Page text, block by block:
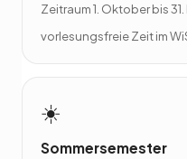
Zeitraum 1. Oktober bis
vorlesungsfreie Zeit im
☀️
Sommersemester